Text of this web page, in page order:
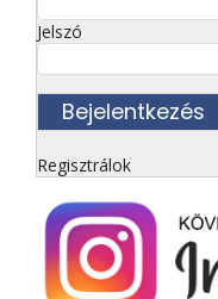
Jelszó
Regisztrálok